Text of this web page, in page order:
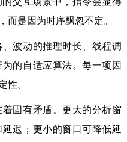
是因为时序飘忽不定。
波动的推理时长、线程调
的自适应算法。每一项因
性。
固有矛盾。更大的分析窗
迟；更小的窗口可降低延